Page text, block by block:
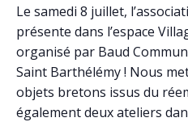
Le samedi 8 juillet,
présente dans l’espace
organisé par Baud
Saint Barthélémy ! Nous
objets bretons issus du
également deux ateliers